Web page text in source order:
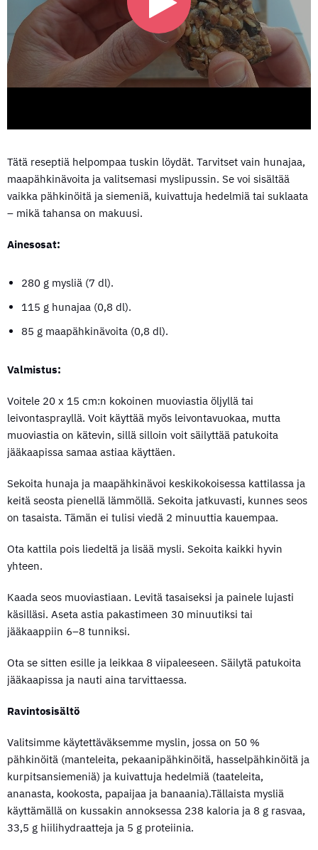
Tätä reseptiä helpompaa tuskin löydät. Tarvitset vain hunajaa,
maapähkinävoita ja valitsemasi myslipussin. Se voi sisältää
vaikka pähkinöitä ja siemeniä, kuivattuja hedelmiä tai suklaata
– mikä tahansa on makuusi.
Ainesosat:
280 g mysliä (7 dl).
115 g hunajaa (0,8 dl).
85 g maapähkinävoita (0,8 dl).
Valmistus:
Voitele 20 x 15 cm:n kokoinen muoviastia öljyllä tai
leivontasprayllä. Voit käyttää myös leivontavuokaa, mutta
muoviastia on kätevin, sillä silloin voit säilyttää patukoita
jääkaapissa samaa astiaa käyttäen.
Sekoita hunaja ja maapähkinävoi keskikokoisessa kattilassa ja
keitä seosta pienellä lämmöllä. Sekoita jatkuvasti, kunnes seos
on tasaista. Tämän ei tulisi viedä 2 minuuttia kauempaa.
Ota kattila pois liedeltä ja lisää mysli. Sekoita kaikki hyvin
yhteen.
Kaada seos muoviastiaan. Levitä tasaiseksi ja painele lujasti
käsilläsi. Aseta astia pakastimeen 30 minuutiksi tai
jääkaappiin 6–8 tunniksi.
Ota se sitten esille ja leikkaa 8 viipaleeseen. Säilytä patukoita
jääkaapissa ja nauti aina tarvittaessa.
Ravintosisältö
Valitsimme käytettäväksemme myslin, jossa on 50 %
pähkinöitä (manteleita, pekaanipähkinöitä, hasselpähkinöitä ja
kurpitsansiemeniä) ja kuivattuja hedelmiä (taateleita,
ananasta, kookosta, papaijaa ja banaania).Tällaista mysliä
käyttämällä on kussakin annoksessa 238 kaloria ja 8 g rasvaa,
33,5 g hiilihydraatteja ja 5 g proteiinia.